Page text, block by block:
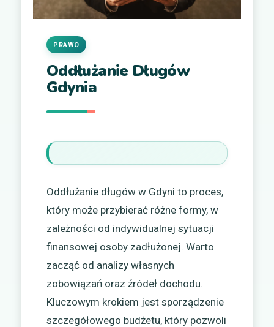
Oddłużanie Długów
Gdynia
PRAWO
Oddłużanie długów w Gdyni to proces,
który może przybierać różne formy, w
zależności od indywidualnej sytuacji
finansowej osoby zadłużonej. Warto
zacząć od analizy własnych
zobowiązań oraz źródeł dochodu.
Kluczowym krokiem jest sporządzenie
szczegółowego budżetu, który pozwoli